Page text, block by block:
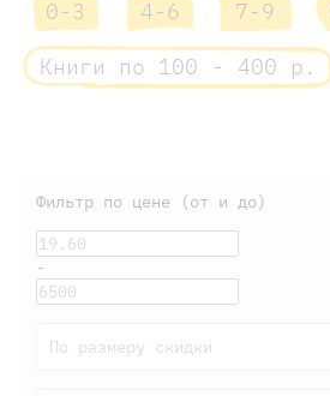
0-3 4-6 7-9
Книги по 100 - 400 р.
Фильтр по цене (от и до)
-
По размеру скидки